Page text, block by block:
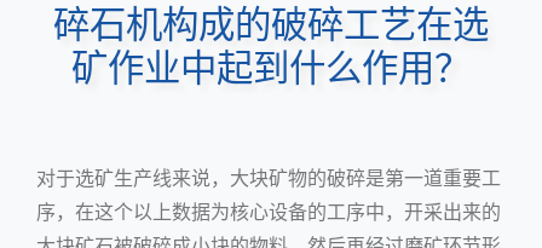
碎石机构成的破碎工艺在选
矿作业中起到什么作用？
对于选矿生产线来说，大块矿物的破碎是第一道重要工
序，在这个以上数据为核心设备的工序中，开采出来的